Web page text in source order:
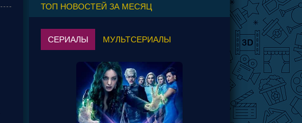
ТОП НОВОСТЕЙ ЗА МЕСЯЦ
СЕРИАЛЫ МУЛЬТСЕРИАЛЫ